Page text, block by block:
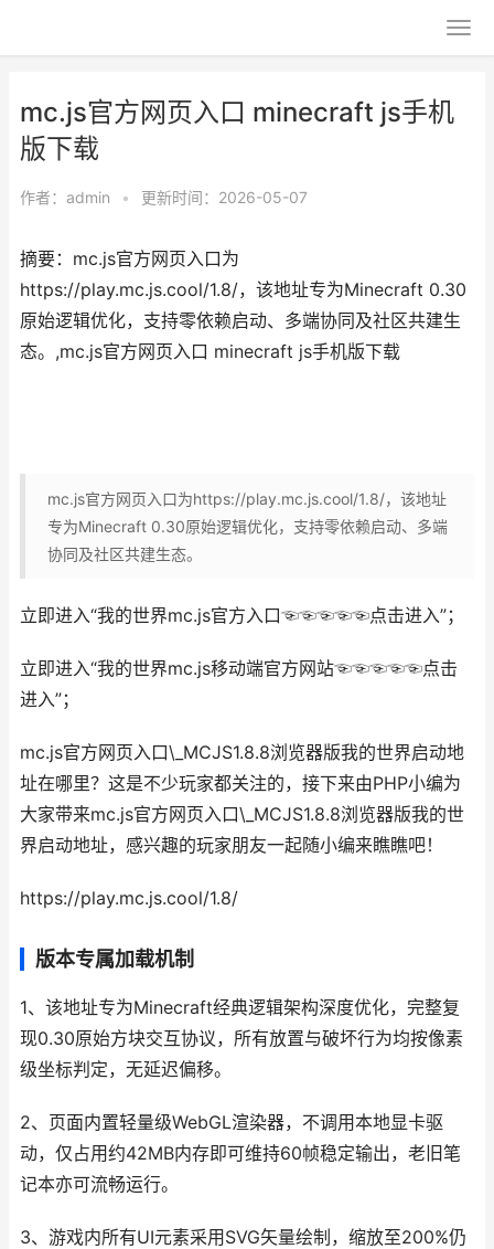
mc.js官方网页入口 minecraft js手机
版下载
作者： admin • 更新时间：2026-05-07
摘要：mc.js官方网页入口为
https://play.mc.js.cool/1.8/，该地址专为Minecraft 0.30
原始逻辑优化，支持零依赖启动、多端协同及社区共建生
态。,mc.js官方网页入口 minecraft js手机版下载
mc.js官方网页入口为https://play.mc.js.cool/1.8/，该地址
专为Minecraft 0.30原始逻辑优化，支持零依赖启动、多端
协同及社区共建生态。
立即进入“我的世界mc.js官方入口☜☜☜☜☜点击进入”；
立即进入“我的世界mc.js移动端官方网站☜☜☜☜☜点击
进入”；
mc.js官方网页入口\_MCJS1.8.8浏览器版我的世界启动地
址在哪里？这是不少玩家都关注的，接下来由PHP小编为
大家带来mc.js官方网页入口\_MCJS1.8.8浏览器版我的世
界启动地址，感兴趣的玩家朋友一起随小编来瞧瞧吧！
https://play.mc.js.cool/1.8/
版本专属加载机制
1、该地址专为Minecraft经典逻辑架构深度优化，完整复
现0.30原始方块交互协议，所有放置与破坏行为均按像素
级坐标判定，无延迟偏移。
2、页面内置轻量级WebGL渲染器，不调用本地显卡驱
动，仅占用约42MB内存即可维持60帧稳定输出，老旧笔
记本亦可流畅运行。
3、游戏内所有UI元素采用SVG矢量绘制，缩放至200%仍